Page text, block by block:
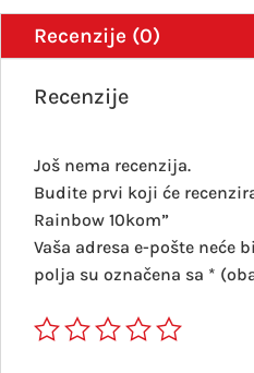
Recenzije (0)
Recenzije
Još nema recenzija.
Budite prvi koji će
Rainbow 10kom”
Vaša adresa e-pošte neće
polja su označena sa *